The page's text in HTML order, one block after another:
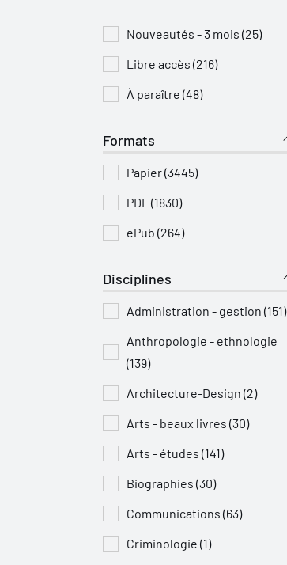
Nouveautés - 3 mois (25)
Libre accès (216)
À paraître (48)
Formats
Papier (3445)
PDF (1830)
ePub (264)
Disciplines
Administration - gestion (151)
Anthropologie - ethnologie
(139)
Architecture-Design (2)
Arts - beaux livres (30)
Arts - études (141)
Biographies (30)
Communications (63)
Criminologie (1)